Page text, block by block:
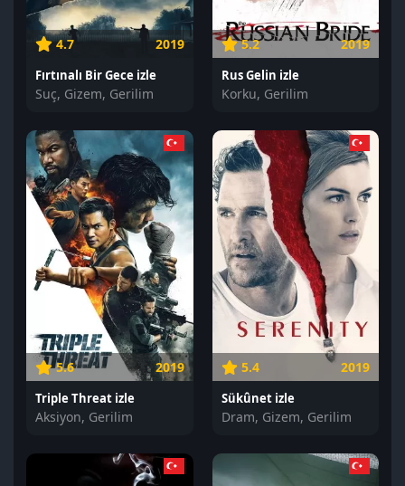
4.7 2019
Fırtınalı Bir Gece izle
Suç, Gizem, Gerilim
5.2 2019
Rus Gelin izle
Korku, Gerilim
5.6 2019
Triple Threat izle
Aksiyon, Gerilim
5.4 2019
Sükûnet izle
Dram, Gizem, Gerilim